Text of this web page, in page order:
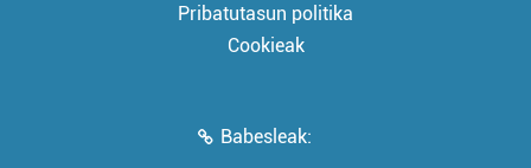
Pribatutasun politika
Cookieak
Babesleak: